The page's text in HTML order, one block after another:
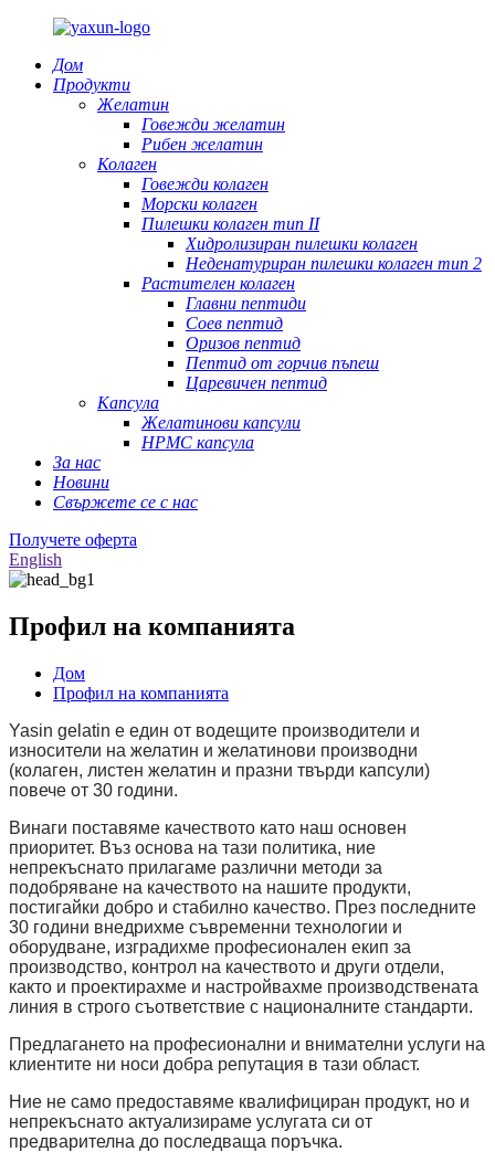
Дом
Продукти
Желатин
Говежди желатин
Рибен желатин
Колаген
Говежди колаген
Морски колаген
Пилешки колаген тип II
Хидролизиран пилешки колаген
Неденатуриран пилешки колаген тип 2
Растителен колаген
Главни пептиди
Соев пептид
Оризов пептид
Пептид от горчив пъпеш
Царевичен пептид
Капсула
Желатинови капсули
HPMC капсула
За нас
Новини
Свържете се с нас
Получете оферта
English
Профил на компанията
Дом
Профил на компанията
Yasin gelatin е един от водещите производители и
износители на желатин и желатинови производни
(колаген, листен желатин и празни твърди капсули)
повече от 30 години.
Винаги поставяме качеството като наш основен
приоритет. Въз основа на тази политика, ние
непрекъснато прилагаме различни методи за
подобряване на качеството на нашите продукти,
постигайки добро и стабилно качество. През последните
30 години внедрихме съвременни технологии и
оборудване, изградихме професионален екип за
производство, контрол на качеството и други отдели,
както и проектирахме и настройвахме производствената
линия в строго съответствие с националните стандарти.
Предлагането на професионални и внимателни услуги на
клиентите ни носи добра репутация в тази област.
Ние не само предоставяме квалифициран продукт, но и
непрекъснато актуализираме услугата си от
предварителна до последваща поръчка.